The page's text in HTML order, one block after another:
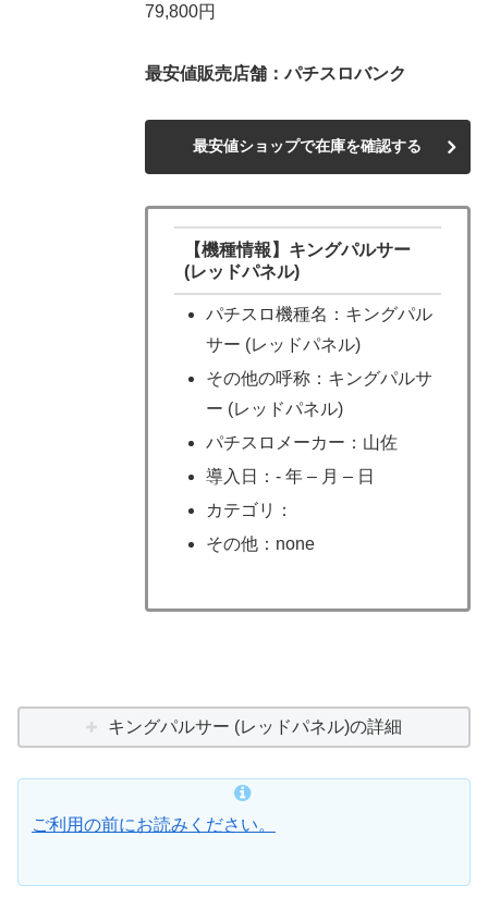
79,800円
最安値販売店舗：パチスロバンク
最安値ショップで在庫を確認する
【機種情報】キングパルサー
(レッドパネル)
パチスロ機種名：キングパル
サー (レッドパネル)
その他の呼称：キングパルサ
ー (レッドパネル)
パチスロメーカー：山佐
導入日：- 年 – 月 – 日
カテゴリ：
その他：none
キングパルサー (レッドパネル)の詳細
ご利用の前にお読みください。